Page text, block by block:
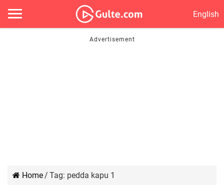
English
Home/ Tag: pedda kapu 1